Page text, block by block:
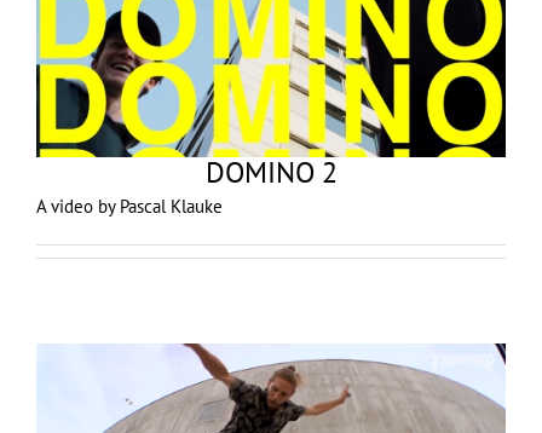
DOMINO 2
A video by Pascal Klauke